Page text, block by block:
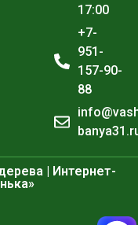
17:00
+7-
951-
157-90-
88
| Интернет-